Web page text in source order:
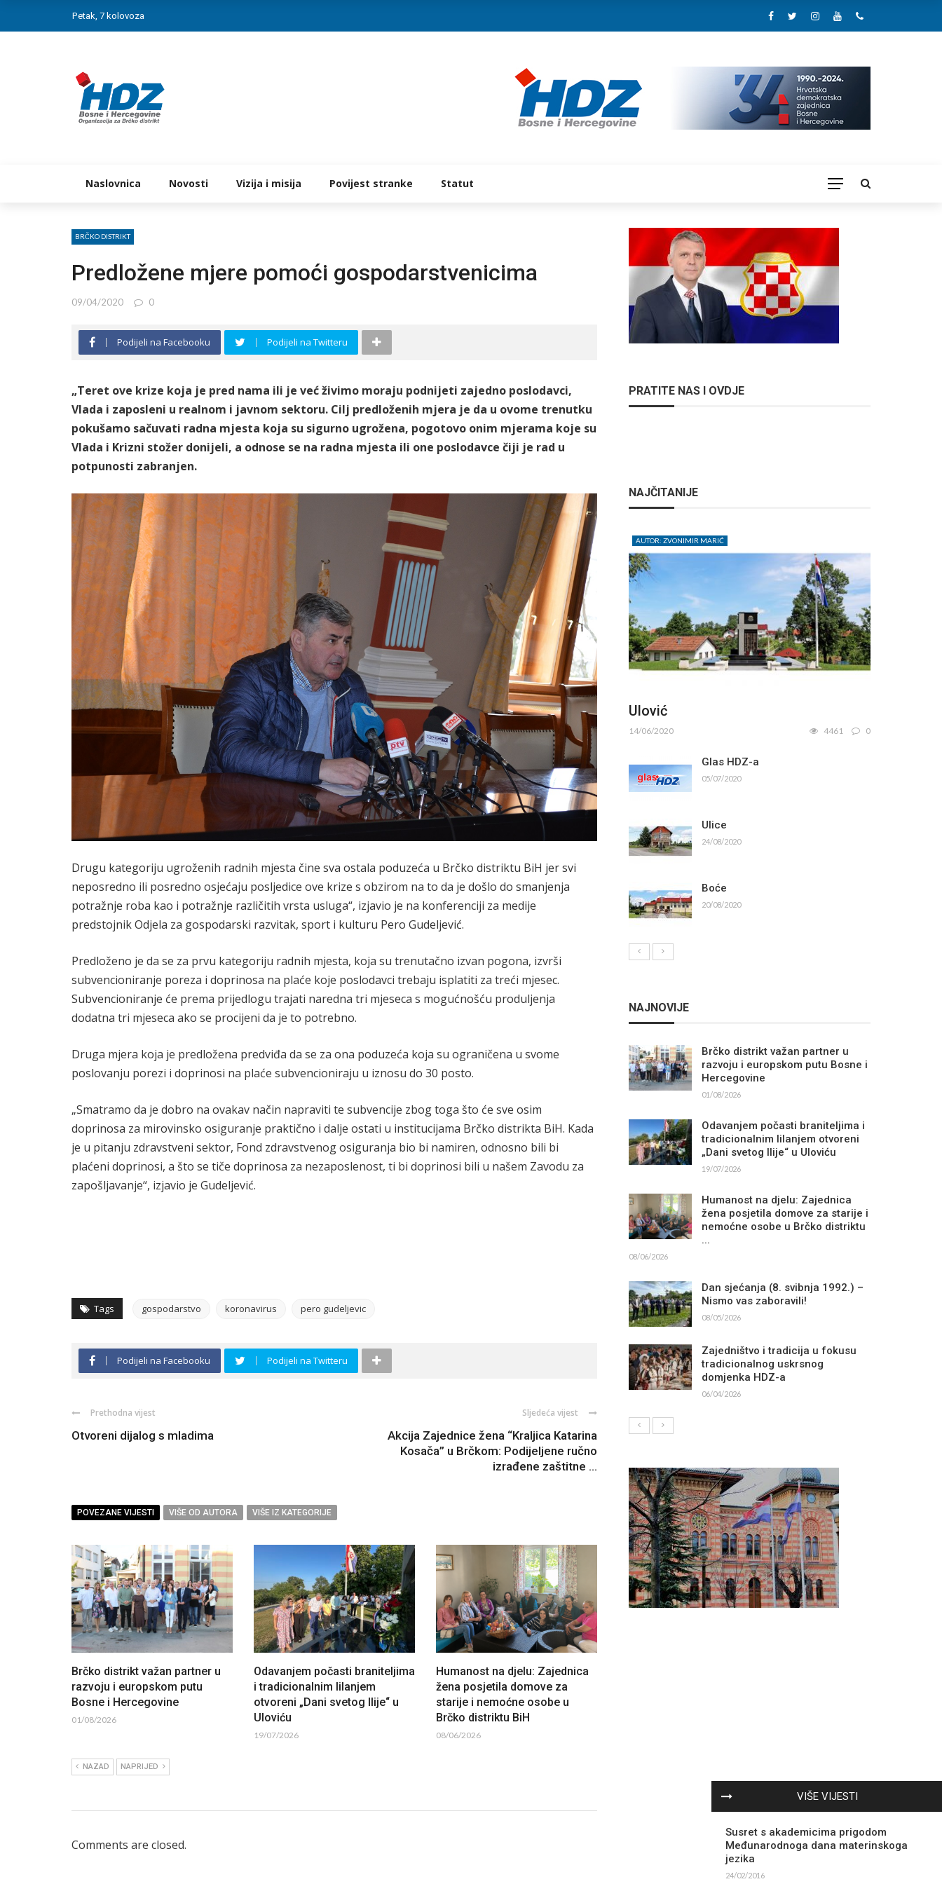
Petak, 7 kolovoza
Naslovnica Novosti Vizija i misija Povijest stranke Statut
BRČKO DISTRIKT
Predložene mjere pomoći gospodarstvenicima
09/04/2020 0
Podijeli na Facebooku Podijeli na Twitteru
„Teret ove krize koja je pred nama ili je već živimo moraju podnijeti zajedno poslodavci,
Vlada i zaposleni u realnom i javnom sektoru. Cilj predloženih mjera je da u ovome trenutku
pokušamo sačuvati radna mjesta koja su sigurno ugrožena, pogotovo onim mjerama koje su
Vlada i Krizni stožer donijeli, a odnose se na radna mjesta ili one poslodavce čiji je rad u
potpunosti zabranjen.
Drugu kategoriju ugroženih radnih mjesta čine sva ostala poduzeća u Brčko distriktu BiH jer svi
neposredno ili posredno osjećaju posljedice ove krize s obzirom na to da je došlo do smanjenja
potražnje roba kao i potražnje različitih vrsta usluga“, izjavio je na konferenciji za medije
predstojnik Odjela za gospodarski razvitak, sport i kulturu Pero Gudeljević.
Predloženo je da se za prvu kategoriju radnih mjesta, koja su trenutačno izvan pogona, izvrši
subvencioniranje poreza i doprinosa na plaće koje poslodavci trebaju isplatiti za treći mjesec.
Subvencioniranje će prema prijedlogu trajati naredna tri mjeseca s mogućnošću produljenja
dodatna tri mjeseca ako se procijeni da je to potrebno.
Druga mjera koja je predložena predviđa da se za ona poduzeća koja su ograničena u svome
poslovanju porezi i doprinosi na plaće subvencioniraju u iznosu do 30 posto.
„Smatramo da je dobro na ovakav način napraviti te subvencije zbog toga što će sve osim
doprinosa za mirovinsko osiguranje praktično i dalje ostati u institucijama Brčko distrikta BiH. Kada
je u pitanju zdravstveni sektor, Fond zdravstvenog osiguranja bio bi namiren, odnosno bili bi
plaćeni doprinosi, a što se tiče doprinosa za nezaposlenost, ti bi doprinosi bili u našem Zavodu za
zapošljavanje“, izjavio je Gudeljević.
Tags gospodarstvo koronavirus pero gudeljevic
Podijeli na Facebooku Podijeli na Twitteru
Prethodna vijest
Otvoreni dijalog s mladima
Sljedeća vijest
Akcija Zajednice žena “Kraljica Katarina
Kosača” u Brčkom: Podijeljene ručno
izrađene zaštitne ...
POVEZANE VIJESTI VIŠE OD AUTORA VIŠE IZ KATEGORIJE
Brčko distrikt važan partner u
razvoju i europskom putu
Bosne i Hercegovine
01/08/2026
Odavanjem počasti braniteljima
i tradicionalnim lilanjem
otvoreni „Dani svetog Ilije“ u
Uloviću
19/07/2026
Humanost na djelu: Zajednica
žena posjetila domove za
starije i nemoćne osobe u
Brčko distriktu BiH
08/06/2026
NAZAD NAPRIJED
Comments are closed.
VIŠE VIJESTI
Susret s akademicima prigodom
Međunarodnoga dana materinskoga
jezika
24/02/2016
PRATITE NAS I OVDJE
NAJČITANIJE
AUTOR: ZVONIMIR MARIĆ
Ulović
14/06/2020 4461 0
Glas HDZ-a
05/07/2020
Ulice
24/08/2020
Boće
20/08/2020
NAJNOVIJE
Brčko distrikt važan partner u
razvoju i europskom putu Bosne i
Hercegovine
01/08/2026
Odavanjem počasti braniteljima i
tradicionalnim lilanjem otvoreni
„Dani svetog Ilije“ u Uloviću
19/07/2026
Humanost na djelu: Zajednica
žena posjetila domove za starije i
nemoćne osobe u Brčko distriktu
...
08/06/2026
Dan sjećanja (8. svibnja 1992.) –
Nismo vas zaboravili!
08/05/2026
Zajedništvo i tradicija u fokusu
tradicionalnog uskrsnog
domjenka HDZ-a
06/04/2026